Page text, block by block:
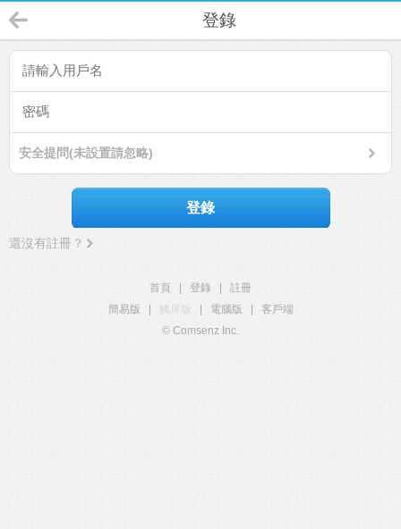
登錄
安全提問(未設置請忽略)
登錄
還沒有註冊？
首頁 登錄
註冊
簡易版
觸屏版 電腦版
客戶端
© Comsenz Inc.